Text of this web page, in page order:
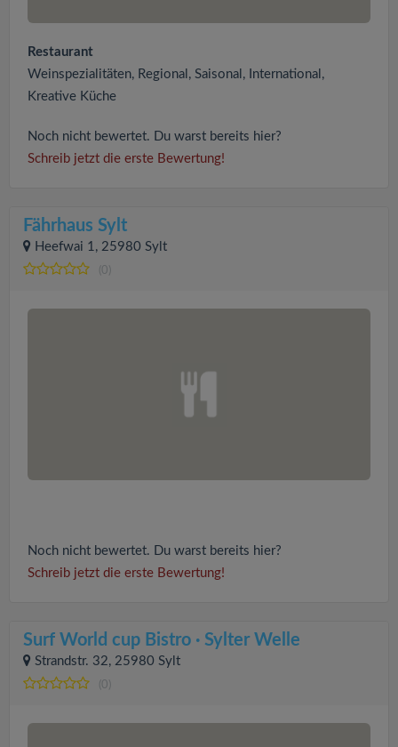
Restaurant
Weinspezialitäten, Regional, Saisonal, International,
Kreative Küche
Noch nicht bewertet. Du warst bereits hier?
Schreib jetzt die erste Bewertung!
Fährhaus Sylt
Heefwai 1, 25980 Sylt
(0)
Noch nicht bewertet. Du warst bereits hier?
Schreib jetzt die erste Bewertung!
Surf World cup Bistro · Sylter Welle
Strandstr. 32, 25980 Sylt
(0)